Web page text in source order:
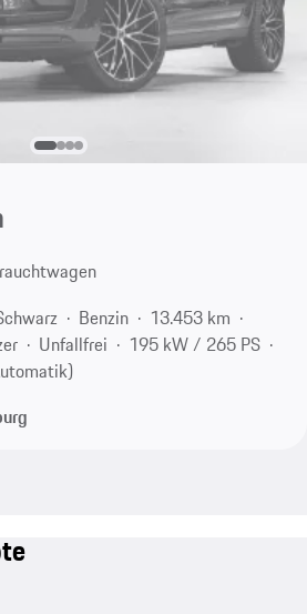
Benzin
13.453 km
Unfallfrei
195 kW / 265 PS